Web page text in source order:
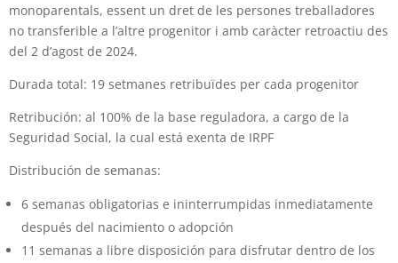
monoparentals, essent un dret de les persones treballadores
no transferible a l’altre progenitor i amb caràcter retroactiu des
del 2 d’agost de 2024.
Durada total: 19 setmanes retribuïdes per cada progenitor
Retribución: al 100% de la base reguladora, a cargo de la
Seguridad Social, la cual está exenta de IRPF
Distribución de semanas:
6 semanas obligatorias e ininterrumpidas inmediatamente
después del nacimiento o adopción
11 semanas a libre disposición para disfrutar dentro de los